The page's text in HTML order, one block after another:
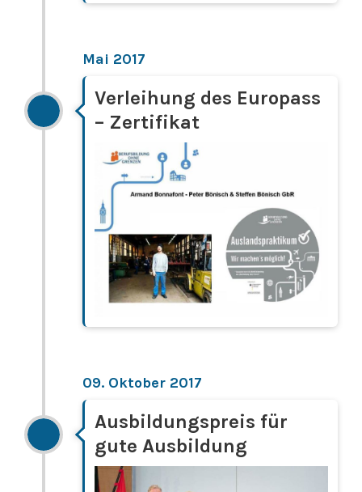
Mai 2017
Verleihung des Europass
– Zertifikat
09. Oktober 2017
Ausbildungspreis für
gute Ausbildung